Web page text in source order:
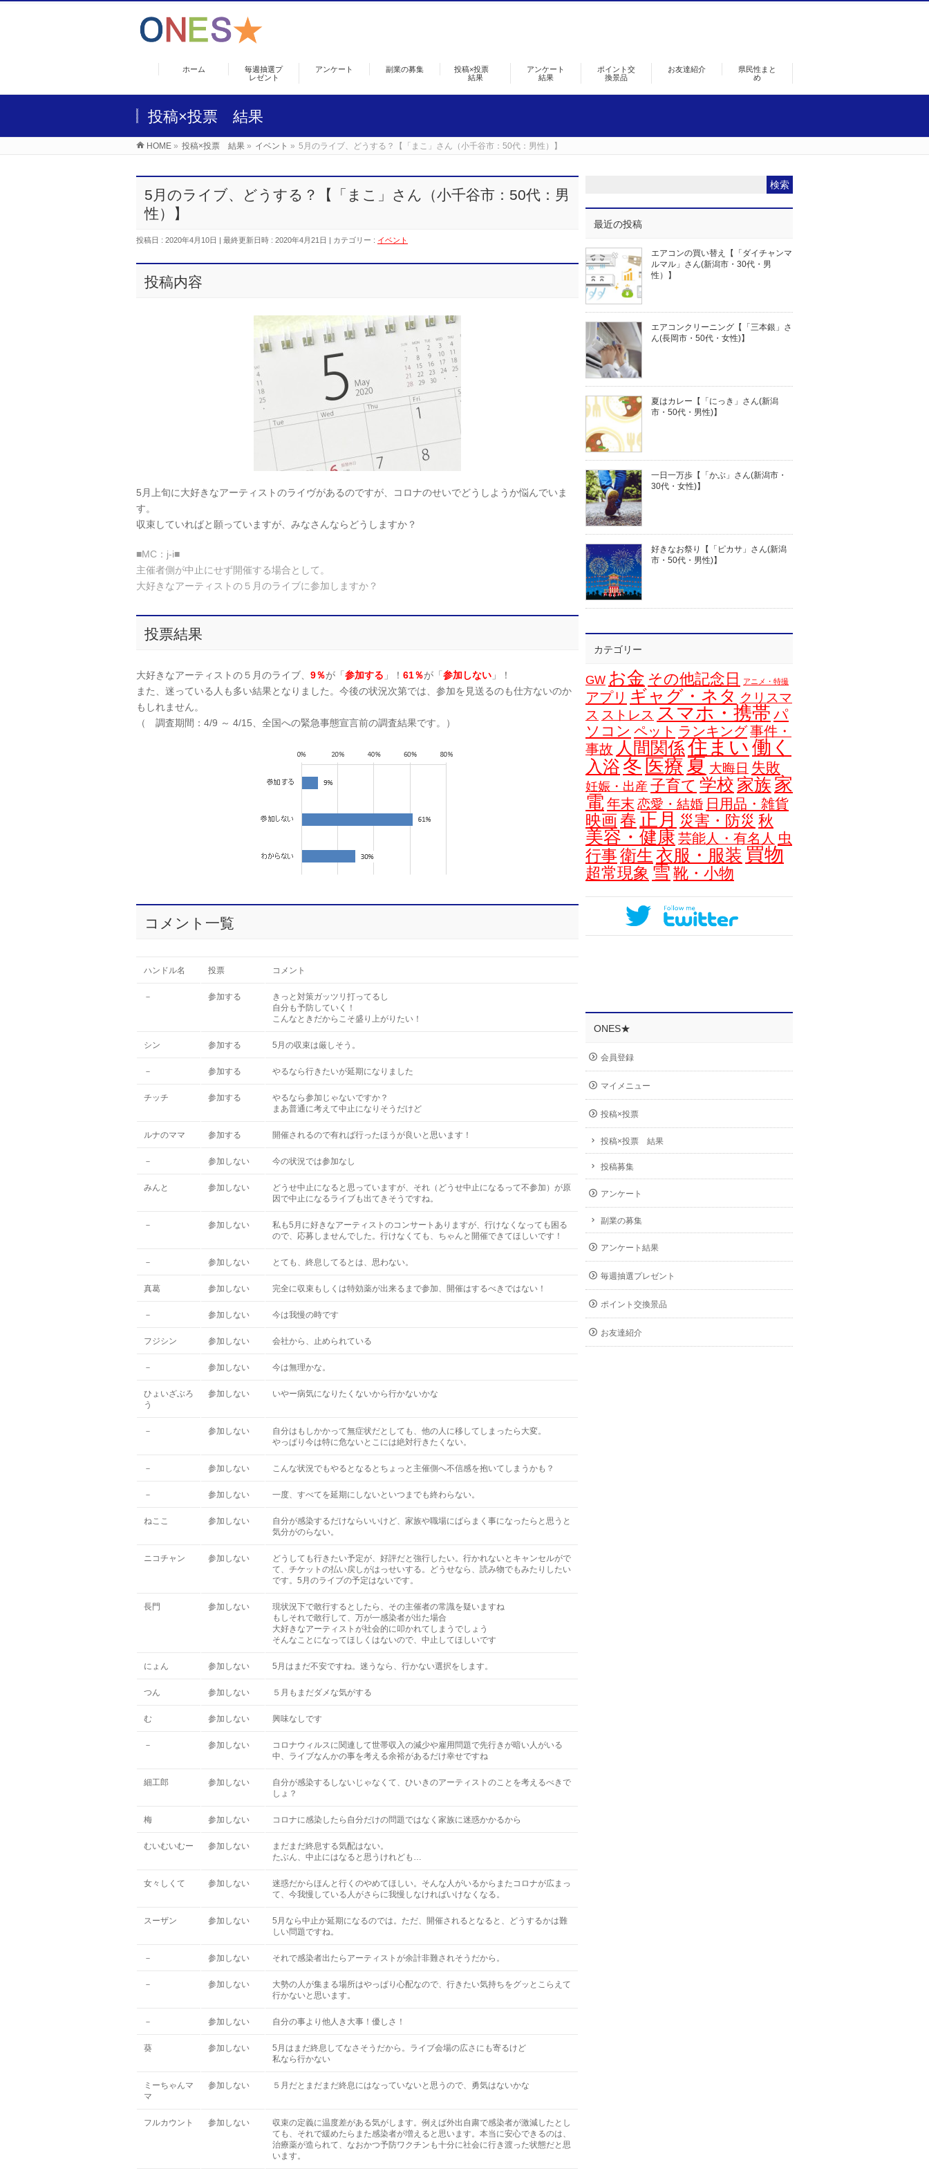
ホーム
毎週抽選プ
レゼント
アンケート 副業の募集
投稿×投票
結果
アンケート
結果
ポイント交
換景品
お友達紹介
県民性まと
め
投稿×投票 結果
HOME » 投稿×投票 結果 » イベント » 5月のライブ、どうする？【「まこ」さん（小千谷市：50代：男性）】
5月のライブ、どうする？【「まこ」さん（小千谷市：50代：男
性）】
投稿日 : 2020年4月10日 最終更新日時 : 2020年4月21日 カテゴリー : イベント
投稿内容
5月上旬に大好きなアーティストのライヴがあるのですが、コロナのせいでどうしようか悩んでいま
す。
収束していればと願っていますが、みなさんならどうしますか？
■MC：j-i■
主催者側が中止にせず開催する場合として。
大好きなアーティストの５月のライブに参加しますか？
投票結果
大好きなアーティストの５月のライブ、 9％が「 参加する 」！ 61％が「 参加しない 」！
また、迷っている人も多い結果となりました。 今後の状況次第では、参加を見送るのも仕方ないのか
もしれません。
（ 調査期間：4/9 ～ 4/15、全国への緊急事態宣言前の調査結果です。）
コメント一覧
ハンドル名 投票 コメント
－ 参加する
きっと対策ガッツリ打ってるし
自分も予防していく！
こんなときだからこそ盛り上がりたい！
シン 参加する 5月の収束は厳しそう。
－ 参加する やるなら行きたいが延期になりました
チッチ 参加する
やるなら参加じゃないですか？
まあ普通に考えて中止になりそうだけど
ルナのママ 参加する 開催されるので有れば行ったほうが良いと思います！
－ 参加しない 今の状況では参加なし
みんと 参加しない
どうせ中止になると思っていますが、それ（どうせ中止になるって不参加）が原
因で中止になるライブも出てきそうですね。
－ 参加しない
私も5月に好きなアーティストのコンサートありますが、行けなくなっても困る
ので、応募しませんでした。行けなくても、ちゃんと開催できてほしいです！
－ 参加しない とても、終息してるとは、思わない。
真葛 参加しない 完全に収束もしくは特効薬が出来るまで参加、開催はするべきではない！
－ 参加しない 今は我慢の時です
フジシン 参加しない 会社から、止められている
－ 参加しない 今は無理かな。
ひょいざぶろ
う
参加しない いやー病気になりたくないから行かないかな
－ 参加しない
自分はもしかかって無症状だとしても、他の人に移してしまったら大変。
やっぱり今は特に危ないとこには絶対行きたくない。
－ 参加しない こんな状況でもやるとなるとちょっと主催側へ不信感を抱いてしまうかも？
－ 参加しない 一度、すべてを延期にしないといつまでも終わらない。
ねここ 参加しない
自分が感染するだけならいいけど、家族や職場にばらまく事になったらと思うと
気分がのらない。
ニコチャン 参加しない
どうしても行きたい予定が、好評だと強行したい。行かれないとキャンセルがで
て、チケットの払い戻しがはっせいする。どうせなら、読み物でもみたりしたい
です。5月のライブの予定はないです。
長門 参加しない
現状況下で敢行するとしたら、その主催者の常識を疑いますね
もしそれで敢行して、万が一感染者が出た場合
大好きなアーティストが社会的に叩かれてしまうでしょう
そんなことになってほしくはないので、中止してほしいです
にょん 参加しない 5月はまだ不安ですね。迷うなら、行かない選択をします。
つん 参加しない ５月もまだダメな気がする
む 参加しない 興味なしです
－ 参加しない
コロナウィルスに関連して世帯収入の減少や雇用問題で先行きが暗い人がいる
中、ライブなんかの事を考える余裕があるだけ幸せですね
細工郎 参加しない
自分が感染するしないじゃなくて、ひいきのアーティストのことを考えるべきで
しょ？
梅 参加しない コロナに感染したら自分だけの問題ではなく家族に迷惑かかるから
むいむいむー 参加しない
まだまだ終息する気配はない。
たぶん、中止にはなると思うけれども…
女々しくて 参加しない
迷惑だからほんと行くのやめてほしい。そんな人がいるからまたコロナが広まっ
て、今我慢している人がさらに我慢しなければいけなくなる。
スーザン 参加しない
5月なら中止か延期になるのでは。ただ、開催されるとなると、どうするかは難
しい問題ですね。
－ 参加しない それで感染者出たらアーティストが余計非難されそうだから。
－ 参加しない
大勢の人が集まる場所はやっぱり心配なので、行きたい気持ちをグッとこらえて
行かないと思います。
－ 参加しない 自分の事より他人き大事！優しさ！
葵 参加しない
5月はまだ終息してなさそうだから。ライブ会場の広さにも寄るけど
私なら行かない
ミーちゃんマ
マ
参加しない ５月だとまだまだ終息にはなっていないと思うので、勇気はないかな
フルカウント 参加しない
収束の定義に温度差がある気がします。例えば外出自粛で感染者が激減したとし
ても、それで緩めたらまた感染者が増えると思います。本当に安心できるのは、
治療薬が造られて、なおかつ予防ワクチンも十分に社会に行き渡った状態だと思
います。
最近の投稿
エアコンの買い替え【「ダイチャンマ
ルマル」さん(新潟市・30代・男
性）】
エアコンクリーニング【「三本銀」さ
ん(長岡市・50代・女性)】
夏はカレー【「にっき」さん(新潟
市・50代・男性)】
一日一万歩【「かぶ」さん(新潟市・
30代・女性)】
好きなお祭り【「ピカサ」さん(新潟
市・50代・男性)】
カテゴリー
GW お金 その他記念日 アニメ・特撮
アプリ ギャグ・ネタ クリスマ
ス ストレス スマホ・携帯 パ
ソコン ペット ランキング事件・
事故 人間関係住まい働く
入浴 冬 医療夏 大晦日 失敗
妊娠・出産 子育て 学校 家族 家
電 年末 恋愛・結婚 日用品・雑貨
映画春 正月 災害・防災 秋
美容・健康 芸能人・有名人 虫
行事衛生 衣服・服装 買物
超常現象 雪 靴・小物
ONES★
会員登録
マイメニュー
投稿×投票
投稿×投票 結果
投稿募集
アンケート
副業の募集
アンケート結果
毎週抽選プレゼント
ポイント交換景品
お友達紹介